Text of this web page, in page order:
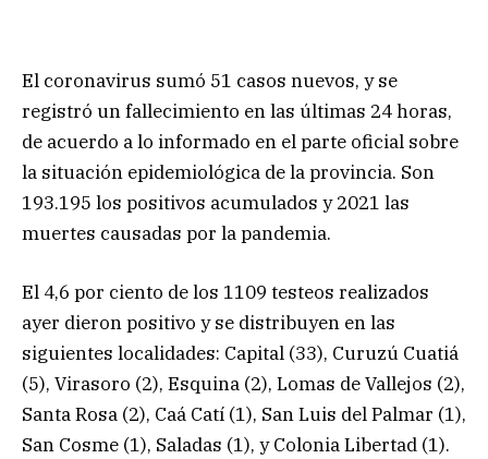
El coronavirus sumó 51 casos nuevos, y se
registró un fallecimiento en las últimas 24 horas,
de acuerdo a lo informado en el parte oficial sobre
la situación epidemiológica de la provincia. Son
193.195 los positivos acumulados y 2021 las
muertes causadas por la pandemia.
El 4,6 por ciento de los 1109 testeos realizados
ayer dieron positivo y se distribuyen en las
siguientes localidades: Capital (33), Curuzú Cuatiá
(5), Virasoro (2), Esquina (2), Lomas de Vallejos (2),
Santa Rosa (2), Caá Catí (1), San Luis del Palmar (1),
San Cosme (1), Saladas (1), y Colonia Libertad (1).